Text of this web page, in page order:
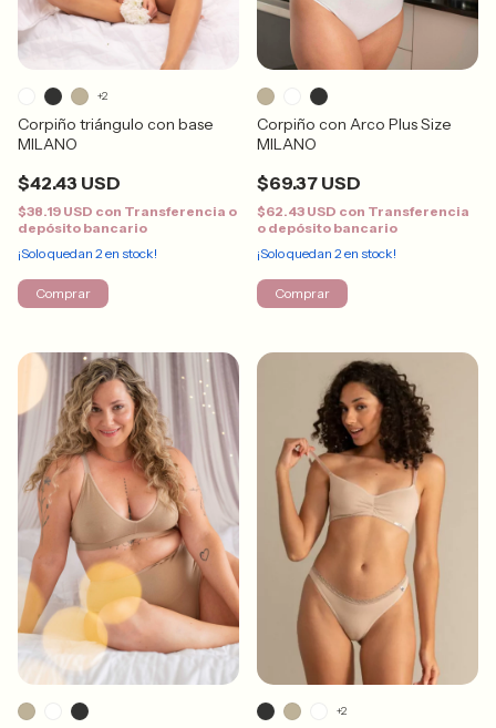
Corpiño triángulo con base
MILANO
$42.43 USD
$38.19 USD con Transferencia o
depósito bancario
¡Solo quedan 2en stock!
+2
Comprar
Corpiño con Arco Plus Size
MILANO
$69.37 USD
$62.43 USD con Transferencia
o depósito bancario
¡Solo quedan 2en stock!
Comprar
+2